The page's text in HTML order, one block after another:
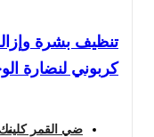
تنظيف بشرة وإزالة
كربوني لنضارة الوجه
ضي القمر كلينك